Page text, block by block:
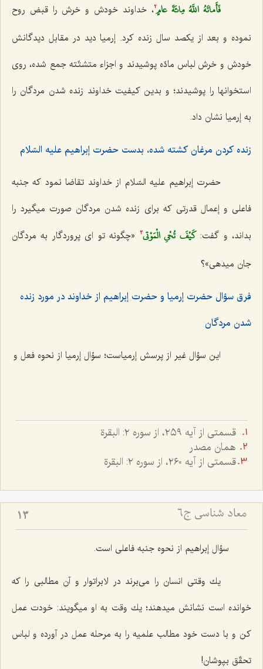
فَأَماتَهُ اللَّهُ مِائَةَ عامٍ‌2، خداوند خودش و خرش را قبض روح
نموده و بعد از یكصد سال زنده كرد. إرمیا دید در مقابل دیدگانش
خودش و خرش لباس مادّه پوشیدند و اجزاء متشتّته جمع شده، روى
استخوانها را پوشیدند؛ و بدین كیفیت خداوند زنده شدن مردگان را
به إرمیا نشان داد.
زنده كردن مرغان كشته شده، بدست حضرت إبراهیم علیه السّلام‌
حضرت إبراهیم علیه السّلام از خداوند تقاضا نمود كه جنبه
فاعلى و إعمال قدرتى كه براى زنده شدن مردگان صورت میگیرد را
بداند، و گفت:كَيْفَ تُحْيِ الْمَوْتى‌3
«چگونه تو اى پروردگار به مردگان
جان میدهى»؟
فرق سؤال حضرت إرمیا و حضرت إبراهیم از خداوند در مورد زنده
شدن مردگان‌
این سؤال غیر از پرسش إرمیاست؛ سؤال إرمیا از نحوه فعل و
قسمتى از آيه ٢٥٩، از سوره ٢: البقرة
همان مصدر
قسمتى از آيه ٢٦٠، از سوره ٢: البقرة
معاد شناسی ج6 13
سؤال إبراهیم از نحوه جنبه فاعلى است.
یك وقتى انسان را مى‌برند در لابراتوار و آن مطالبى را كه
خوانده است نشانش میدهند؛ یك وقت به او میگویند: خودت عمل
كن و با دست خود مطالب علمیه را به مرحله عمل در آورده و لباس
تحقّق بپوشان!